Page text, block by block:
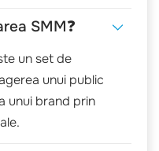
SMM❓
un set de
unui public
unui brand prin